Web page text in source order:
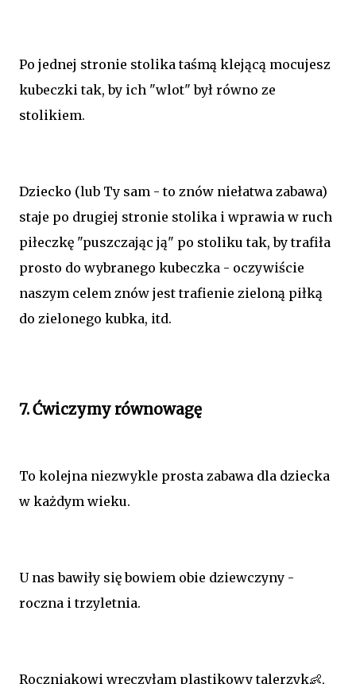
Po jednej stronie stolika taśmą klejącą mocujesz
kubeczki tak, by ich "wlot" był równo ze
stolikiem.
Dziecko (lub Ty sam - to znów niełatwa zabawa)
staje po drugiej stronie stolika i wprawia w ruch
piłeczkę "puszczając ją" po stoliku tak, by trafiła
prosto do wybranego kubeczka - oczywiście
naszym celem znów jest trafienie zieloną piłką
do zielonego kubka, itd.
7. Ćwiczymy równowagę
To kolejna niezwykle prosta zabawa dla dziecka
w każdym wieku.
U nas bawiły się bowiem obie dziewczyny -
roczna i trzyletnia.
Roczniakowi wręczyłam plastikowy talerzyk👶,